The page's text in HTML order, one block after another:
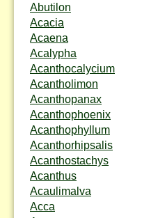
Abutilon
Acacia
Acaena
Acalypha
Acanthocalycium
Acantholimon
Acanthopanax
Acanthophoenix
Acanthophyllum
Acanthorhipsalis
Acanthostachys
Acanthus
Acaulimalva
Acca